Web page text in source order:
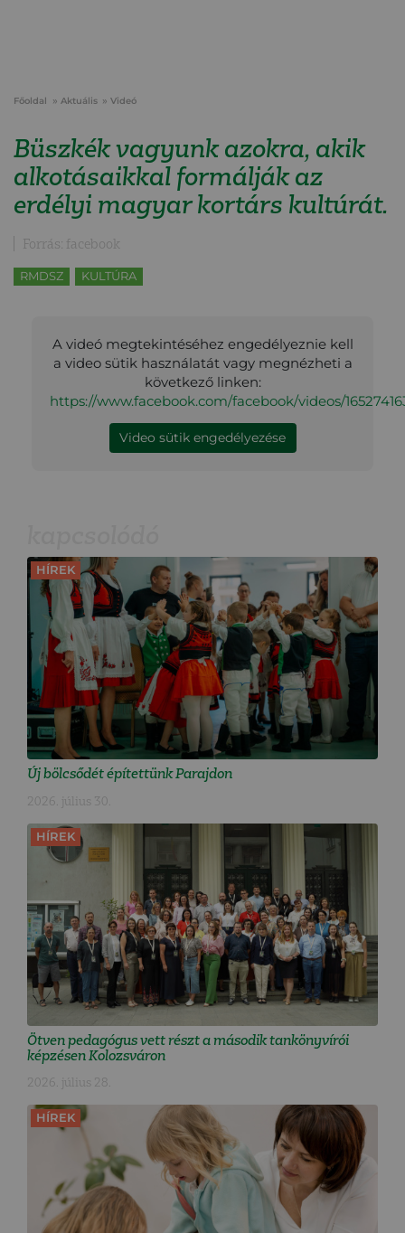
Főoldal Aktuális Videó
Büszkék vagyunk azokra, akik
alkotásaikkal formálják az
erdélyi magyar kortárs kultúrát.
Forrás: facebook
RMDSZ KULTÚRA
A videó megtekintéséhez engedélyeznie kell
a video sütik használatát vagy megnézheti a
következő linken:
https://www.facebook.com/facebook/videos/
Video sütik engedélyezése
HÍREK
Új bölcsődét építettünk Parajdon
2026. július 30.
HÍREK
Ötven pedagógus vett részt a második tankönyvírói
képzésen Kolozsváron
2026. július 28.
HÍREK